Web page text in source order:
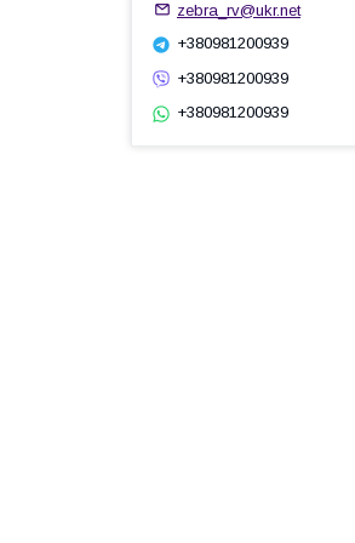
zebra_rv@ukr.net
+380981200939
+380981200939
+380981200939